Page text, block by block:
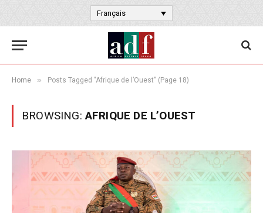
Français
Home » Posts Tagged "Afrique de l’Ouest" (Page 18)
BROWSING:AFRIQUE DE L’OUEST